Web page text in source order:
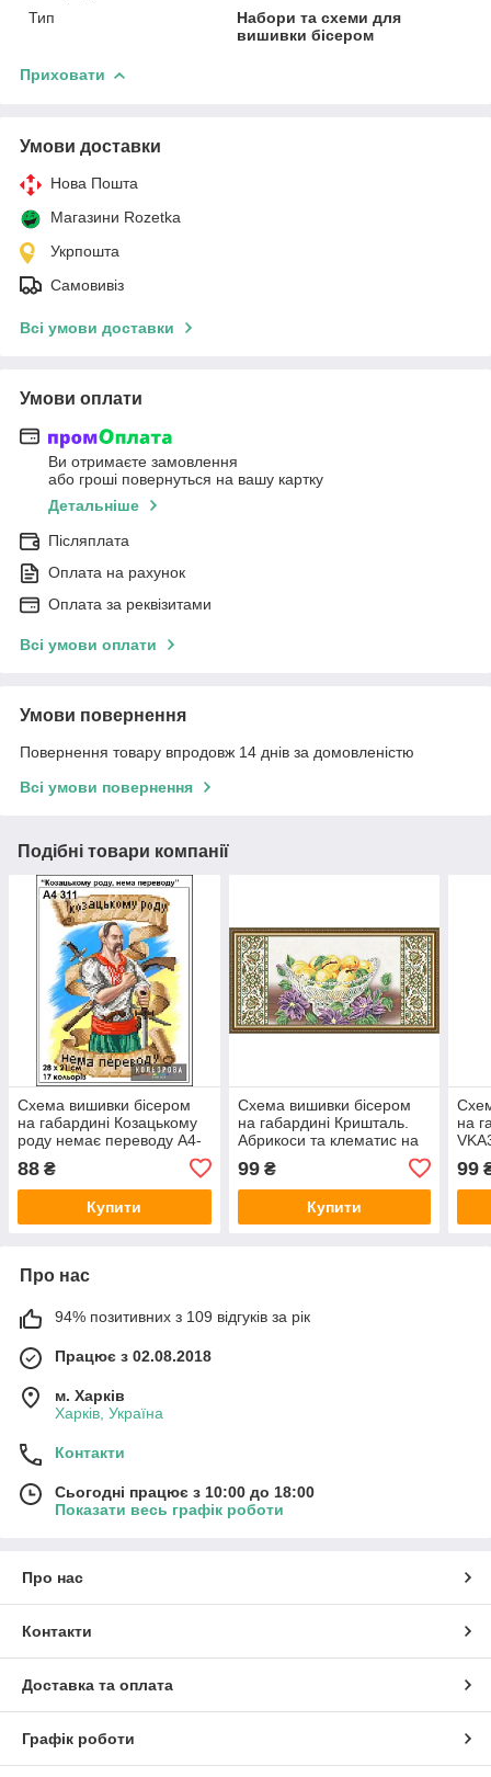
Тип
Набори та схеми для
вишивки бісером
Приховати
Умови доставки
Нова Пошта
Магазини Rozetka
Укрпошта
Самовивіз
Всі умови доставки
Умови оплати
Ви отримаєте замовлення
або гроші повернуться на вашу картку
Детальніше
Післяплата
Оплата на рахунок
Оплата за реквізитами
Всі умови оплати
Умови повернення
Повернення товару впродовж 14 днів за домовленістю
Всі умови повернення
Подібні товари компанії
Схема вишивки бісером
на габардині Козацькому
роду немає переводу А4-
88 ₴
Купити
Схема вишивки бісером
на габардині Кришталь.
Абрикоси та клематис на
99₴
Купити
на
99
Про нас
94% позитивних з 109 відгуків за рік
Працює з 02.08.2018
м. Харків
Харків, Україна
Контакти
Сьогодні працює з 10:00 до 18:00
Показати весь графік роботи
Про нас
Контакти
Доставка та оплата
Графік роботи